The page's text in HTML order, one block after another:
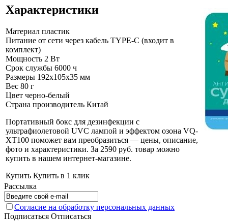
Характеристики
Материал пластик
Питание от сети через кабель TYPE-C (входит в
комплект)
Мощность 2 Вт
Срок службы 6000 ч
Размеры 192x105x35 мм
Вес 80 г
Цвет черно-белый
Страна производитель Китай
Портативный бокс для дезинфекции с
ультрафиолетовой UVC лампой и эффектом озона VQ-
XT100 поможет вам преобразиться — цены, описание,
фото и характеристики. За 2590 руб. товар можно
купить в нашем интернет-магазине.
Купить Купить в 1 клик
Рассылка
Согласие на обработку персональных данных
Подписаться Отписаться